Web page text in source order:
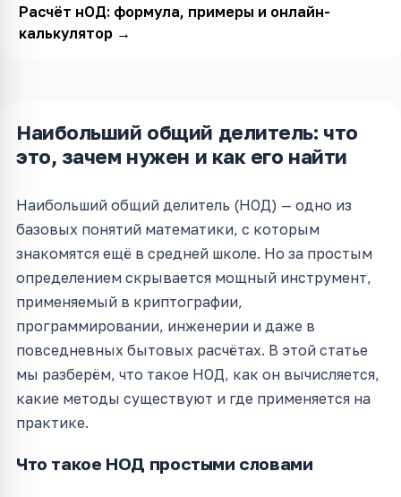
Расчёт нОД: формула, примеры и онлайн-
калькулятор→
Наибольший общий делитель: что
это, зачем нужен и как его найти
Наибольший общий делитель (НОД) — одно из
базовых понятий математики, с которым
знакомятся ещё в средней школе. Но за простым
определением скрывается мощный инструмент,
применяемый в криптографии,
программировании, инженерии и даже в
повседневных бытовых расчётах. В этой статье
мы разберём, что такое НОД, как он вычисляется,
какие методы существуют и где применяется на
практике.
Что такое НОД простыми словами